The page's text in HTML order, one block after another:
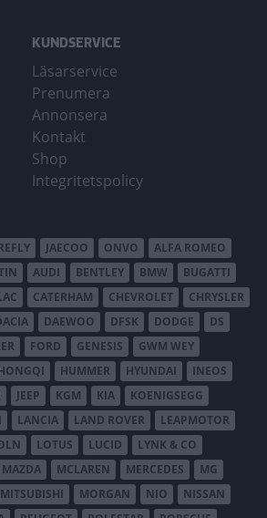
KUNDSERVICE
Läsarservice
Prenumera
Annonsera
Kontakt
Shop
Integritetspolicy
JAECOO ONVO
ALFA ROMEO
AUDI BENTLEY BMW
BUGATTI
CATERHAM CHEVROLET
CHRYSLER
DAEWOO DFSK DODGE
DS
FORD GENESIS
GWM WEY
HUMMER HYUNDAI
INEOS
JEEP KGM KIA
KOENIGSEGG
LANCIA LAND ROVER
LEAPMOTOR
LOTUS LUCID
LYNK & CO
MAZDA MCLAREN MERCEDES
MG
MITSUBISHI MORGAN NIO
NISSAN